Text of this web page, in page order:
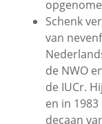
Schenk
van
de NWO
de IUCr.
en in
decaan